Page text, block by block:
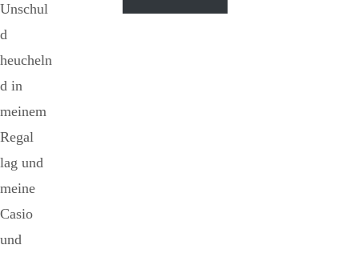
Unschul
d
heucheln
d in
meinem
Regal
lag und
meine
Casio
und